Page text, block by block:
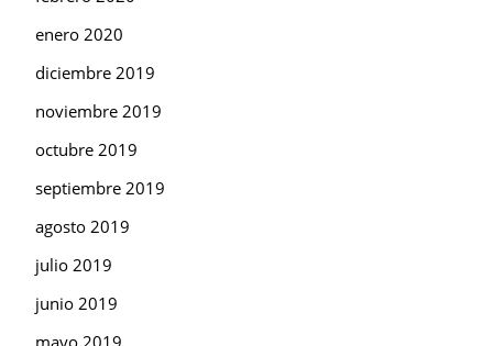
enero 2020
diciembre 2019
noviembre 2019
octubre 2019
septiembre 2019
agosto 2019
julio 2019
junio 2019
mayo 2019